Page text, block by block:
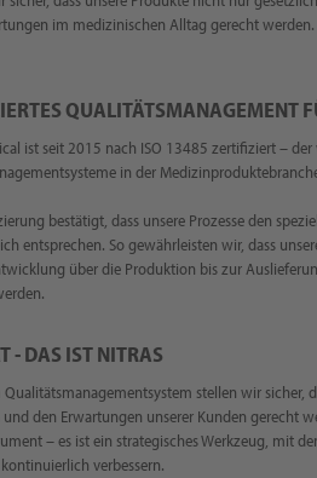
im medizinischen Alltag gerecht werden.
QUALITÄTSMANAGEMENT
ist seit 2015 nach ISO 13485 zertifiziert –
in der
bestätigt, dass unsere Prozesse den
entsprechen. So gewährleisten wir, dass
über die Produktion bis zur
- DAS IST NITRAS
stellen wir sicher,
den Erwartungen unserer Kunden gerecht
– es ist ein strategisches Werkzeug, mit
verbessern.